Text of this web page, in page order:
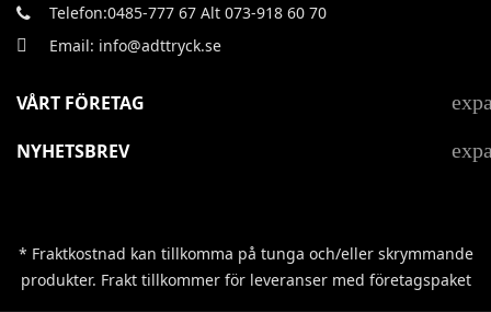
Telefon:0485-777 67 Alt 073-918 60 70
Email: info@adttryck.se
VÅRT FÖRETAG
NYHETSBREV
* Fraktkostnad kan tillkomma på tunga och/eller skrymmande
produkter. Frakt tillkommer för leveranser med företagspaket